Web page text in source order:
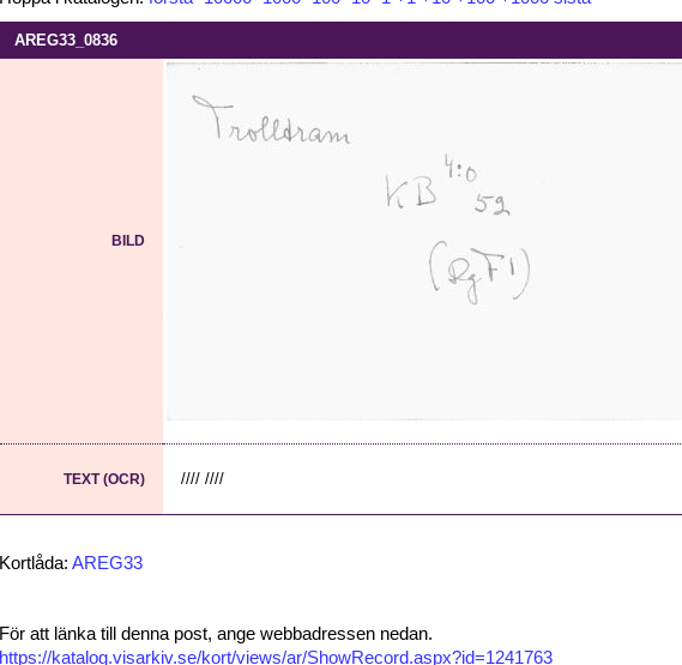
AREG33_0836
BILD
TEXT (OCR) //// ////
Kortlåda: AREG33
För att länka till denna post, ange webbadressen nedan.
https://katalog.visarkiv.se/kort/views/ar/ShowRecord.aspx?id=1241763